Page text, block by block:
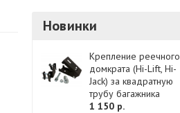
Новинки
Крепление реечного
домкрата (Hi-Lift, Hi-
Jack) за квадратную
трубу багажника
1 150 р.